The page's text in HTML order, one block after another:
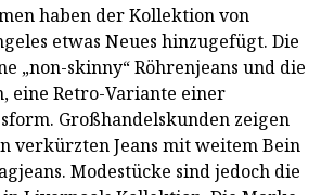
haben der Kollektion von
etwas Neues hinzugefügt. Die
„non-skinny“ Röhrenjeans und die
eine Retro-Variante einer
Großhandelskunden zeigen
verkürzten Jeans mit weitem Bein
Modestücke sind jedoch die